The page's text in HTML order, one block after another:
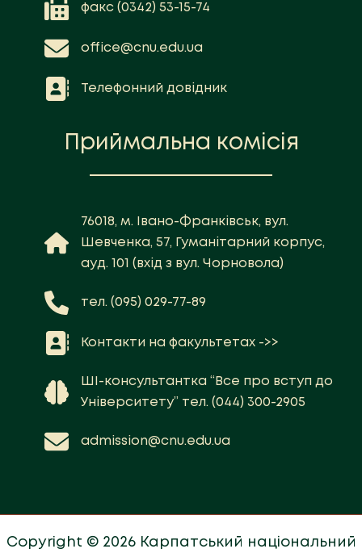
факс (0342) 53-15-74
office@cnu.edu.ua
Телефонний довідник
Приймальна комісія
76018, м. Івано-Франківськ, вул.
Шевченка, 57, Гуманітарний корпус,
ауд. 101 (вхід з вул. Чорновола)
тел. (095) 029-77-89
Контакти на факультетах ->>
ШІ-консультантка “Все про вступ до
Університету” тел. (044) 300-2905
admission@cnu.edu.ua
Copyright © 2026 Карпатський національний